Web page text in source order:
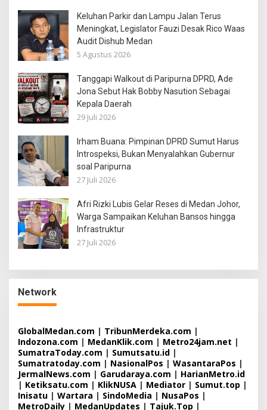
Keluhan Parkir dan Lampu Jalan Terus
Meningkat, Legislator Fauzi Desak Rico Waas
Audit Dishub Medan
5 Agustus 2026
Tanggapi Walkout di Paripurna DPRD, Ade
Jona Sebut Hak Bobby Nasution Sebagai
Kepala Daerah
29 Juli 2026
Irham Buana: Pimpinan DPRD Sumut Harus
Introspeksi, Bukan Menyalahkan Gubernur
soal Paripurna
27 Juli 2026
Afri Rizki Lubis Gelar Reses di Medan Johor,
Warga Sampaikan Keluhan Bansos hingga
Infrastruktur
27 Juli 2026
Network
GlobalMedan.com | TribunMerdeka.com |
Indozona.com | MedanKlik.com | Metro24jam.net |
SumatraToday.com | Sumutsatu.id |
Sumatratoday.com | NasionalPos | WasantaraPos |
JermalNews.com | Garudaraya.com | HarianMetro.id
| Ketiksatu.com | KlikNUSA | Mediator | Sumut.top |
Inisatu | Wartara | SindoMedia | NusaPos |
MetroDaily | MedanUpdates | Tajuk.Top |